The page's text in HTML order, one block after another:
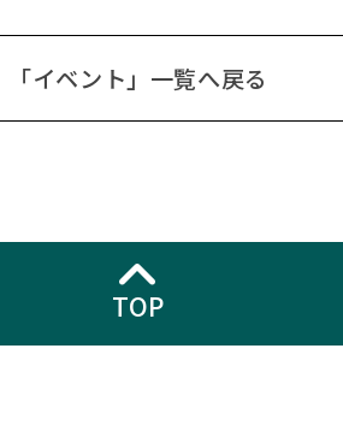
「イベント」一覧へ戻る
TOP